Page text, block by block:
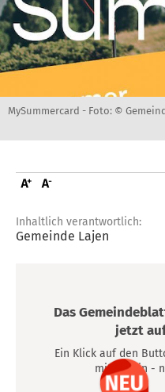
MySummercard - Foto: ©
Inhaltlich verantwortlich:
Gemeinde Lajen
Das
jetzt
Ein Klick auf den
mittendrin -